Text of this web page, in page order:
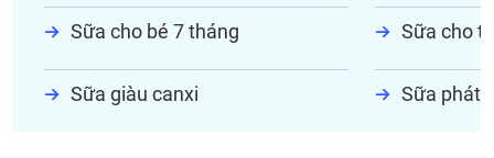
Sữa cho bé 7 tháng Sữa cho
Sữa giàu canxi Sữa phát